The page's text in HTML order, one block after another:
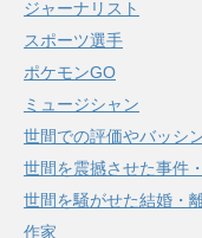
ジャーナリスト
スポーツ選手
ポケモンGO
ミュージシャン
世間での評価やバッシ
世間を震撼させた事件
世間を騒がせた結婚・
作家